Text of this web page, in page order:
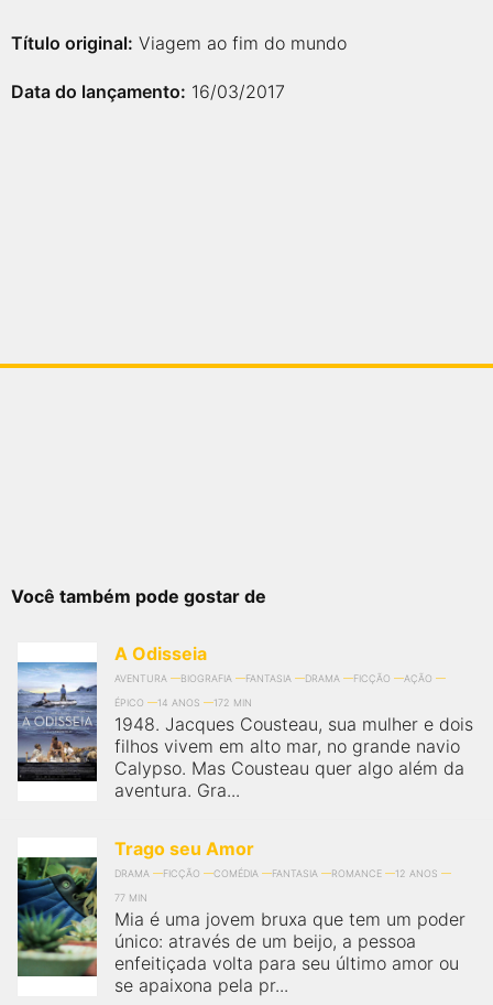
Título original: Viagem ao fim do mundo
Data do lançamento: 16/03/2017
Você também pode gostar de
A Odisseia
AVENTURA BIOGRAFIA FANTASIA DRAMA FICÇÃO
AÇÃO
ÉPICO
14 ANOS 172 MIN
1948. Jacques Cousteau, sua mulher e dois
filhos vivem em alto mar, no grande navio
Calypso. Mas Cousteau quer algo além da
aventura. Gra...
Trago seu Amor
DRAMA FICÇÃO COMÉDIA FANTASIA ROMANCE
12 ANOS
77 MIN
Mia é uma jovem bruxa que tem um poder
único: através de um beijo, a pessoa
enfeitiçada volta para seu último amor ou
se apaixona pela pr...